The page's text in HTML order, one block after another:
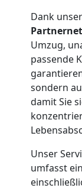
Dank
Umzug,
passende
sondern
damit Sie
Unser
umfasst
Wiener